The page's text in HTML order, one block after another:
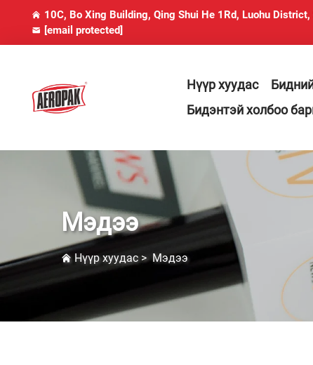
10C, Bo Xing Building, Qing Shui He 1Rd, Luohu District,
[email protected]
Нүүр хуудас
Бидэнтэй холбоо
Мэдээ
Нүүр хуудас >Мэдээ